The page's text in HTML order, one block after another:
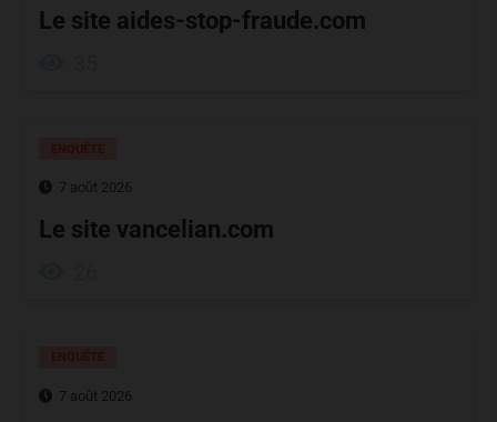
Le site aides-stop-fraude.com
7 août 2026
Le site vancelian.com
7 août 2026